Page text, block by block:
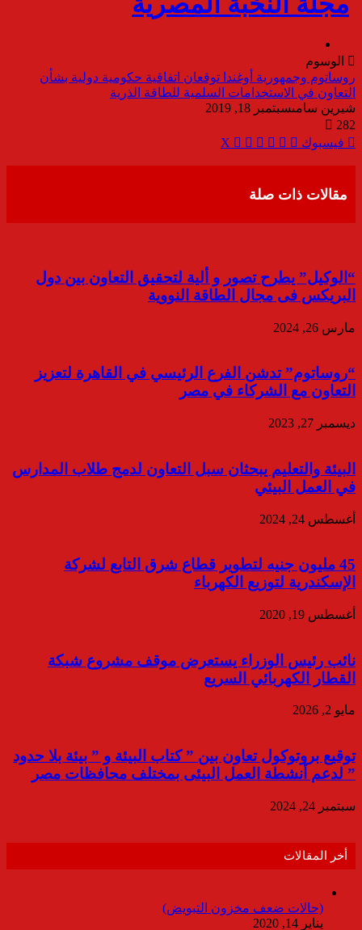
الوسوم
روساتوم وجمهورية أوغندا توقعان اتفاقية حكومية دولية بشأن
التعاون في الاستخدامات السلمية للطاقة الذرية
شيرين سامىسبتمبر 18, 2019
282
فيسبوك
‫X
واتساب
تيلقرامڤايبر
مشاركة
مقالات ذات صلة
“الوكيل” يطرح تصور و ألية لتحقيق التعاون بين دول
البريكس فى مجال الطاقة النووية
مارس 26, 2024
“روساتوم” تدشن الفرع الرئيسي في القاهرة لتعزيز
التعاون مع الشركاء في مصر
ديسمبر 27, 2023
البيئة والتعليم يبحثان سبل التعاون لدمج طلاب المدارس
في العمل البيئي
أغسطس 24, 2024
45 مليون جنيه لتطوير قطاع شرق التابع لشركة
الإسكندرية لتوزيع الكهرباء
أغسطس 19, 2020
نائب رئيس الوزراء يستعرض موقف مشروع شبكة
القطار الكهربائي السريع
مايو 2, 2026
توقيع بروتوكول تعاون بين ” كتاب البيئة و ” بيئة بلا حدود
” لدعم أنشطة العمل البيئى بمختلف محافظات مصر
سبتمبر 24, 2024
أخر المقالات
(حالات ضعف مخزون التبويض)
يناير 14, 2020